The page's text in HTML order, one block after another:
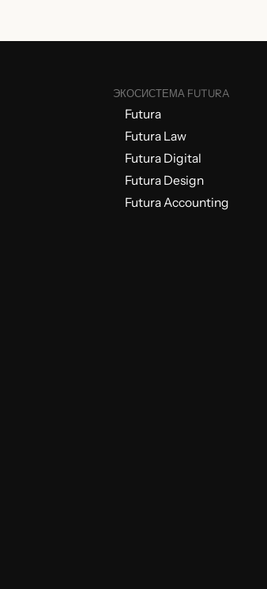
ЭКОСИСТЕМА FUTURA
Futura
Futura Law
Futura Digital
Futura Design
Futura Accounting